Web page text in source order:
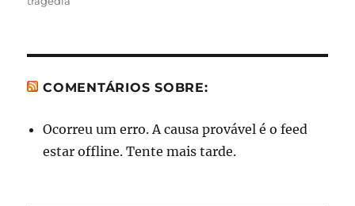
COMENTÁRIOS SOBRE:
Ocorreu um erro. A causa provável é o feed
estar offline. Tente mais tarde.